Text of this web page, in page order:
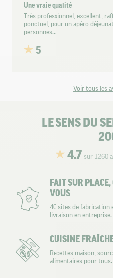
Une vraie qualité
Très professionnel, excellent,
ponctuel, pour un apéro
personnes...
5
Voir tous les
LE SENS DU
4.7 sur 1260
FAIT SUR PLACE,
VOUS
40 sites de fabrication
livraison en entreprise.
CUISINE
Recettes maison,
alimentaires pour tous.